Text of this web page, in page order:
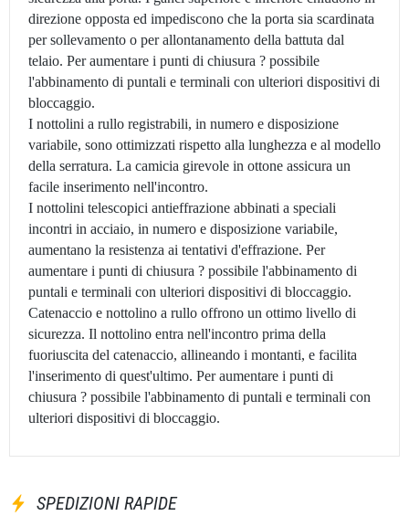
direzione opposta ed impediscono che la porta sia scardinata
per sollevamento o per allontanamento della battuta dal
telaio. Per aumentare i punti di chiusura ? possibile
l'abbinamento di puntali e terminali con ulteriori dispositivi di
bloccaggio.
I nottolini a rullo registrabili, in numero e disposizione
variabile, sono ottimizzati rispetto alla lunghezza e al modello
della serratura. La camicia girevole in ottone assicura un
facile inserimento nell'incontro.
I nottolini telescopici antieffrazione abbinati a speciali
incontri in acciaio, in numero e disposizione variabile,
aumentano la resistenza ai tentativi d'effrazione. Per
aumentare i punti di chiusura ? possibile l'abbinamento di
puntali e terminali con ulteriori dispositivi di bloccaggio.
Catenaccio e nottolino a rullo offrono un ottimo livello di
sicurezza. Il nottolino entra nell'incontro prima della
fuoriuscita del catenaccio, allineando i montanti, e facilita
l'inserimento di quest'ultimo. Per aumentare i punti di
chiusura ? possibile l'abbinamento di puntali e terminali con
ulteriori dispositivi di bloccaggio.
SPEDIZIONI RAPIDE